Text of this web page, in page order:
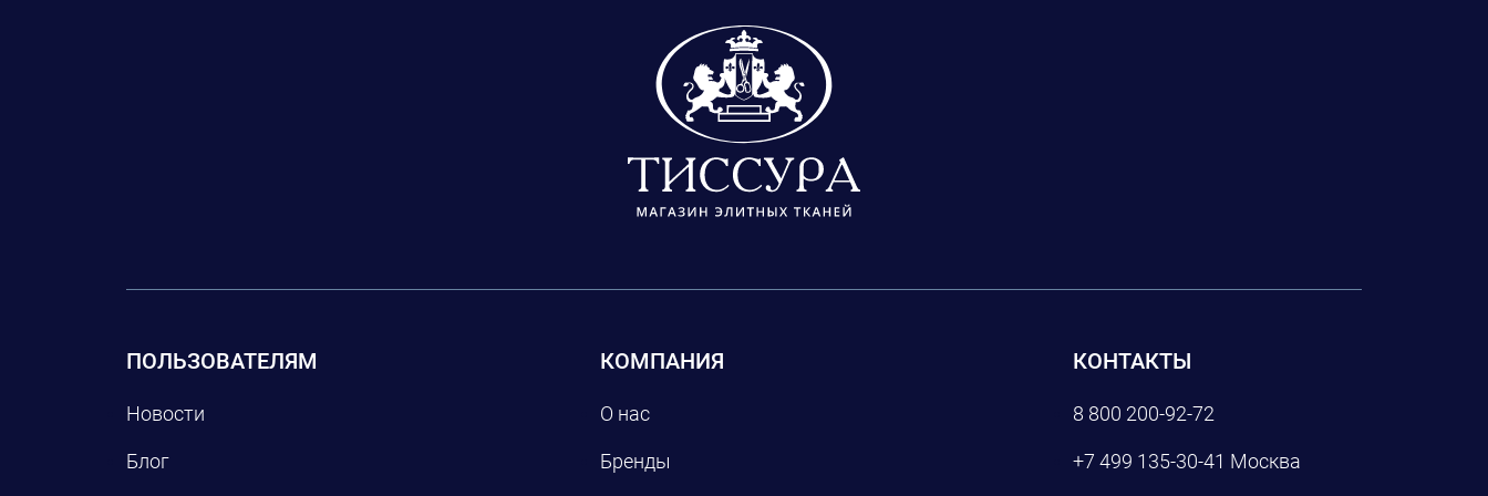
ПОЛЬЗОВАТЕЛЯМ
Новости
Блог
КОМПАНИЯ
О нас
Бренды
КОНТАКТЫ
8 800 200-92-72
+7 499 135-30-41 Москва